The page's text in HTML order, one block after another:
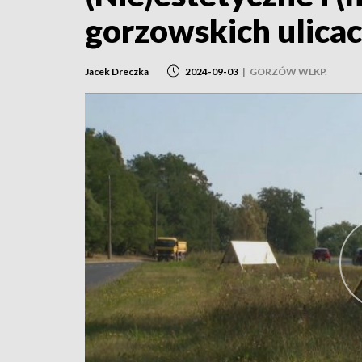
gorzowskich
Jacek Dreczka 2024-09-03 | GORZÓW WLKP.